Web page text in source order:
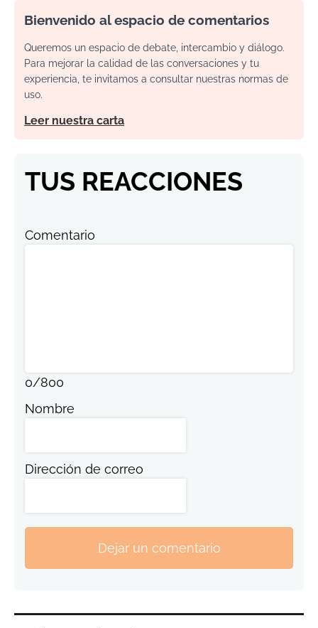
Bienvenido al espacio de comentarios
Queremos un espacio de debate, intercambio y diálogo.
Para mejorar la calidad de las conversaciones y tu
experiencia, te invitamos a consultar nuestras normas de
uso.
Leer nuestra carta
TUS REACCIONES
Comentario
0/800
Nombre
Dirección de correo
Dejar un comentario